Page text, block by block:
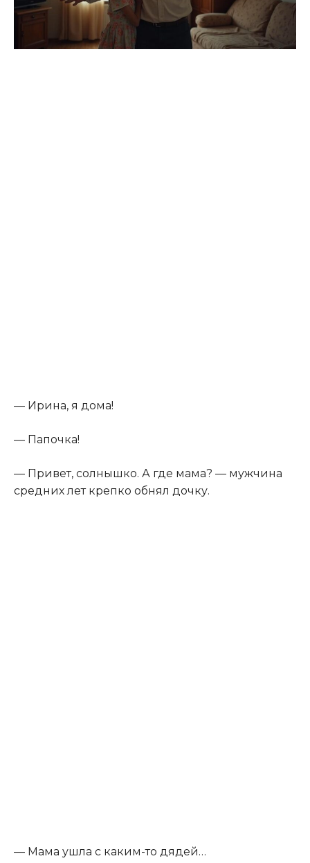
— Ирина, я дома!
— Папочка!
— Привет, солнышко. А где мама? — мужчина
средних лет крепко обнял дочку.
— Мама ушла с каким-то дядей…